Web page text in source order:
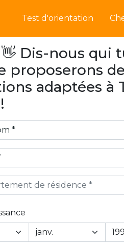
Test d'orientation
Dis-nous qui
proposerons
adaptées à
de résidence *